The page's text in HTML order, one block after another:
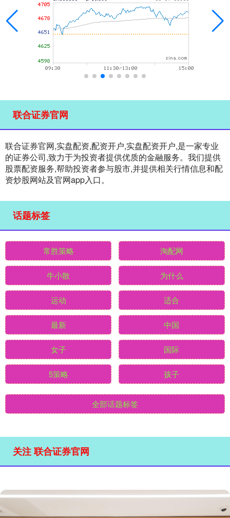
联合证券官网
联合证券官网,实盘配资,配资开户,实盘配资开户,是一家专业
的证券公司,致力于为投资者提供优质的金融服务。我们提供
股票配资服务,帮助投资者参与股市,并提供相关行情信息和配
资炒股网站及官网app入口。
话题标签
常胜策略 淘配网
牛小散 为什么
运动 适合
最新 中国
女子 国际
5策略 孩子
全部话题标签
关注 联合证券官网